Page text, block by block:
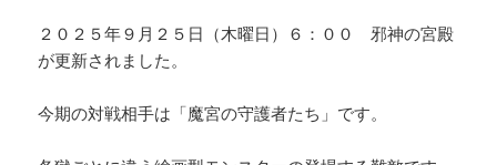
２０２５年９月２５日（木曜日）６：００ 邪神の宮殿
が更新されました。
今期の対戦相手は「魔宮の守護者たち」です。